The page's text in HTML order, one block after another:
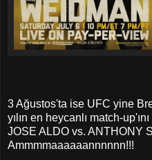
3 Ağustos'ta ise UFC yine
yılın en heycanlı match-
JOSE ALDO vs. ANTHONY
Ammmmaaaaaannnnnn!!!